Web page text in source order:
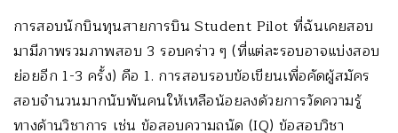
การสอบนักบินทุนสายการบิน Student Pilot ที่ฉันเคยสอบ
มามีภาพรวมภาพสอบ 3 รอบคร่าว ๆ (ที่แต่ละรอบอาจแบ่งสอบ
ย่อยอีก 1-3 ครั้ง) คือ 1. การสอบรอบข้อเขียนเพื่อคัดผู้สมัคร
สอบจำนวนมากนับพันคนให้เหลือน้อยลงด้วยการวัดความรู้
ทางด้านวิชาการ เช่น ข้อสอบความถนัด (IQ) ข้อสอบวิชา